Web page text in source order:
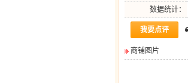
数据统计：
我要点评
商铺图片